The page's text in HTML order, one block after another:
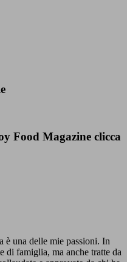
Food Magazine clicca
è una delle mie passioni. In
di famiglia, ma anche tratte da